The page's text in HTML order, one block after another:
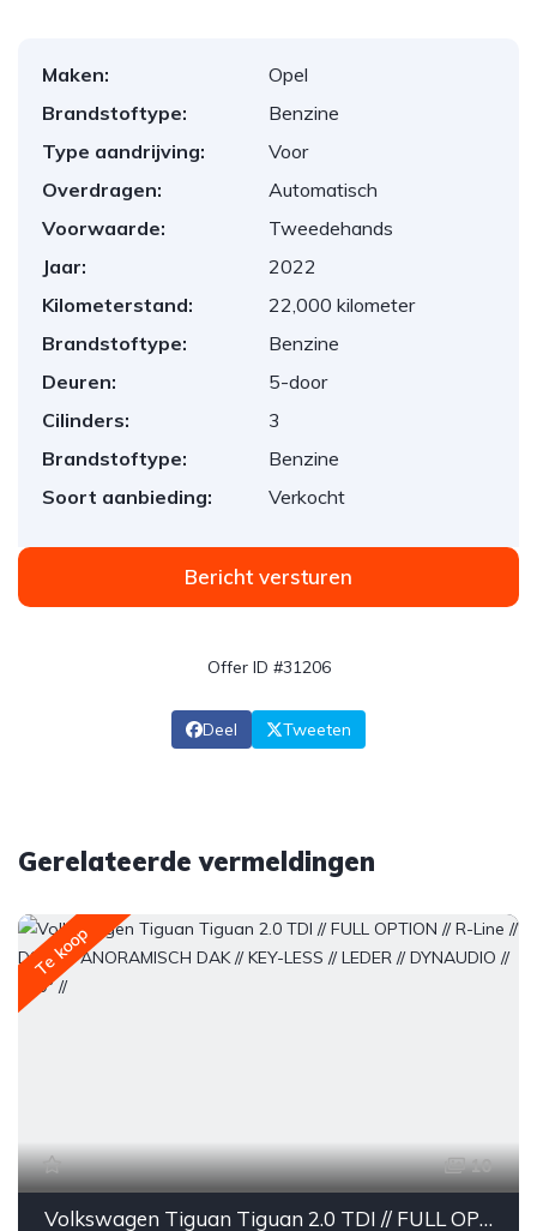
Maken:
Opel
Brandstoftype:
Benzine
Type aandrijving:
Voor
Overdragen:
Automatisch
Voorwaarde:
Tweedehands
Jaar:
2022
Kilometerstand:
22,000 kilometer
Brandstoftype:
Benzine
Deuren:
5-door
Cilinders:
3
Brandstoftype:
Benzine
Soort aanbieding:
Verkocht
Bericht versturen
Offer ID #31206
Deel Tweeten
Gerelateerde vermeldingen
Te koop
10
Volkswagen Tiguan Tiguan 2.0 TDI // FULL OPTION // R-Line // DSG // PANORAMISCH DAK // KEY-LESS // LEDER // DYNAUDIO // 360° //